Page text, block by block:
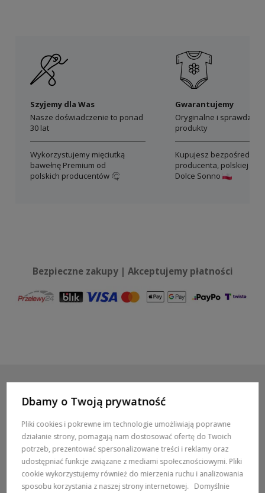
Szyjemy dla Was
Nasze doświadczenie to ponad
30 lat
Wykorzystujemy mięciutką
bawełnę Premium od
polskich producentów
Gwarantujemy
Oryginalne i sprawdzone
produkty
Kupujesz bezpośrednio
producenta, polskiej
Dolce Sonno
Bezpieczne zakupy | Akceptujemy płatności
MARKI
POPULARNE KATEGORIE
Dbamy o Twoją prywatność
Pliki cookies i pokrewne im technologie umożliwiają poprawne
działanie strony, pomagają nam dostosować ofertę do Twoich
potrzeb, prezentować spersonalizowane treści i reklamy oraz
udostępniać funkcje związane z mediami społecznościowymi. Pliki
cookie wykorzystujemy również do mierzenia ruchu i analizowania
sposobu korzystania z naszej strony internetowej. Domyślnie